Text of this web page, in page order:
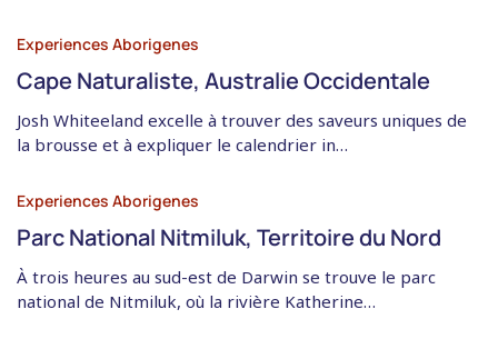
Experiences Aborigenes
Cape Naturaliste, Australie Occidentale
Josh Whiteeland excelle à trouver des saveurs uniques de
la brousse et à expliquer le calendrier in…
Experiences Aborigenes
Parc National Nitmiluk, Territoire du Nord
À trois heures au sud-est de Darwin se trouve le parc
national de Nitmiluk, où la rivière Katherine…